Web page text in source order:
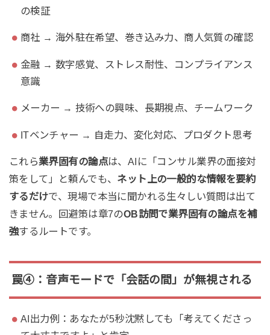
の検証
商社 → 海外駐在希望、巻き込み力、商人気質の確認
金融 → 数字感覚、ストレス耐性、コンプライアンス
意識
メーカー → 技術への興味、長期視点、チームワーク
ITベンチャー → 自走力、変化対応、プロダクト思考
これら業界固有の論点は、AIに「コンサル業界の面接対
策をして」と頼んでも、 ネット上の一般的な情報を要約
するだけで、現場で本当に聞かれる生々しい質問は出て
きません。回避策は章7のOB訪問で業界固有の論点を補
強するルートです。
罠④：音声モードで「会話の間」が無視される
AI出力例：あなたが5秒沈黙しても「考えてくださっ